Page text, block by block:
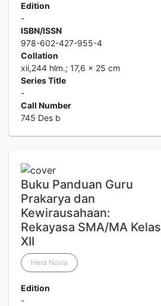
Edition
-
ISBN/ISSN
978-602-427-955-4
Collation
xii,244 hlm.; 17,6 x 25 cm
Series Title
-
Call Number
745 Des b
Buku Panduan Guru
Prakarya dan
Kewirausahaan:
Rekayasa SMA/MA Kelas
XII
Hera Novia
Edition
-